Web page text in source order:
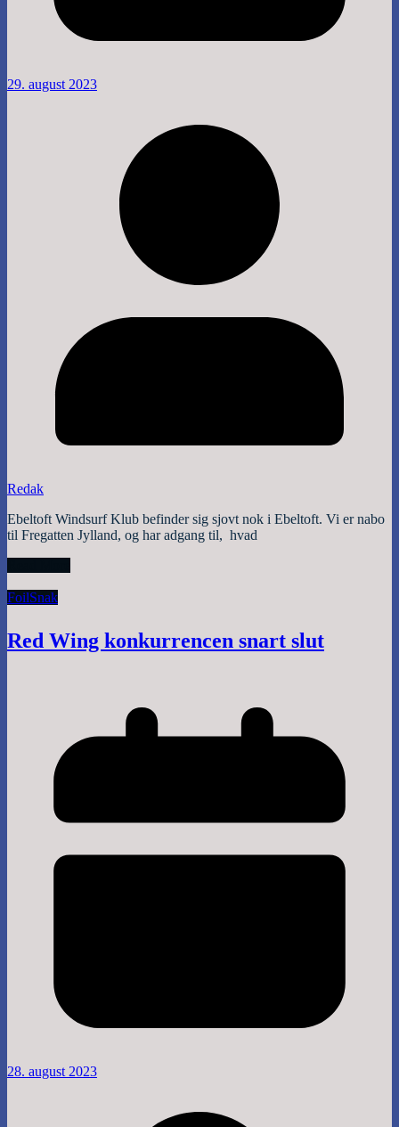
29. august 2023
Redak
Ebeltoft Windsurf Klub befinder sig sjovt nok i Ebeltoft. Vi er nabo
til Fregatten Jylland, og har adgang til, hvad
FoilSnak
Red Wing konkurrencen snart slut
28. august 2023